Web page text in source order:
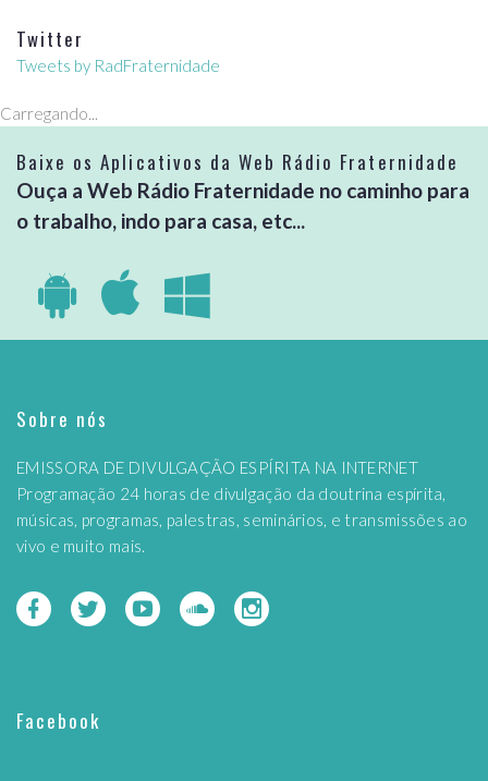
Twitter
Tweets by RadFraternidade
Carregando...
Baixe os Aplicativos da Web Rádio Fraternidade
Ouça a Web Rádio Fraternidade no caminho para
o trabalho, indo para casa, etc...
Sobre nós
EMISSORA DE DIVULGAÇÃO ESPÍRITA NA INTERNET
Programação 24 horas de divulgação da doutrina espírita,
músicas, programas, palestras, seminários, e transmissões ao
vivo e muito mais.
Facebook